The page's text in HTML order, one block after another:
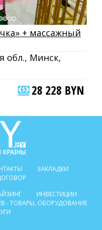
+ массажный
обл., Минск,
28 228 BYN
ЗАКЛАДКИ
ИНВЕСТИЦИИ
- ТОВАРЫ, ОБОРУДОВАНИЕ